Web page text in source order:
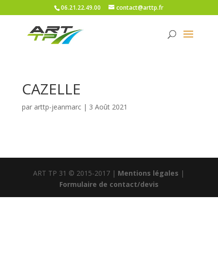
06.21.22.49.00 contact@arttp.fr
CAZELLE
par arttp-jeanmarc| 3 Août 2021
ART TP 31 © 2015-2017 | Mentions légales |
Formulaire de contact/devis